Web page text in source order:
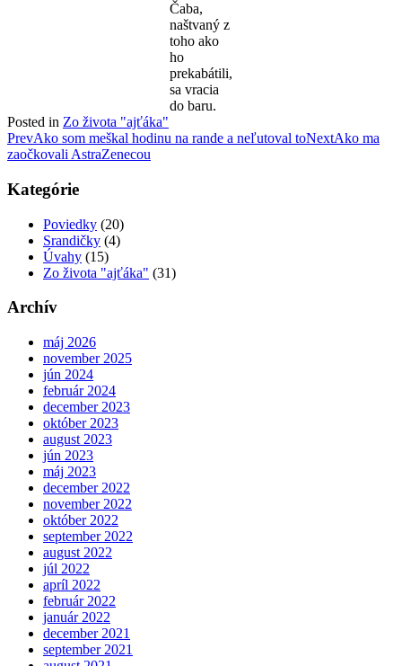
Čaba,
naštvaný z
toho ako
ho
prekabátili,
sa vracia
do baru.
Posted in Zo života "ajťáka"
Post
navigation
PrevAko som meškal hodinu na rande a neľutoval toNextAko ma
zaočkovali AstraZenecou
Kategórie
Poviedky (20)
Srandičky (4)
Úvahy (15)
Zo života "ajťáka" (31)
Archív
máj 2026
november 2025
jún 2024
február 2024
december 2023
október 2023
august 2023
jún 2023
máj 2023
december 2022
november 2022
október 2022
september 2022
august 2022
júl 2022
apríl 2022
február 2022
január 2022
december 2021
september 2021